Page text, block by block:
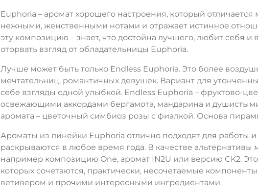
Euphoria – аромат хорошего настроения, который
нежными, женственными нотами и отражает истинное
эту композицию – знает, что достойна лучшего, любит себя
оторвать взгляд от обладательницы Euphoria.
Лучше может быть только Endless Euphoria. Это более
мечтательниц, романтичных девушек. Вариант для
себе взгляды одной улыбкой. Endless Euphoria – фруктово-
освежающими аккордами бергамота, мандарина и
аромата – цветочный симбиоз розы с фиалкой. Основа
Ароматы из линейки Euphoria отлично подходят для работы
раскрываются в любое время года. В качестве альтернативы
например композицию One, аромат IN2U или версию CK2.
которых сочетаются, практически, несочетаемые
ветивером и прочими интересными ингредиентами.